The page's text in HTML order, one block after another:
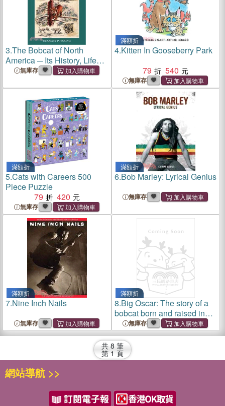
3.The Bobcat of North
America ─ Its History, Life
Habits, Economic Status
Currently Recognized
Subspecies
無庫存
滿額折
4.Kitten In Gooseberry Park
79
540
無庫存
滿額折
5.Cats with Careers 500
Piece Puzzle
79
420
無庫存
滿額折
6.Bob Marley: Lyrical Genius
無庫存
滿額折
7.Nine Inch Nails
無庫存
滿額折
8.Big Oscar: The story of a
bobcat born and raised in
the swamps of South
Louisiana
無庫存
共 8 筆
第 1 頁
網站導航 >>